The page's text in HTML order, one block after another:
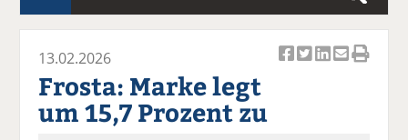
S
u
c
13.02.2026
Frosta: Marke legt
um 15,7 Prozent zu